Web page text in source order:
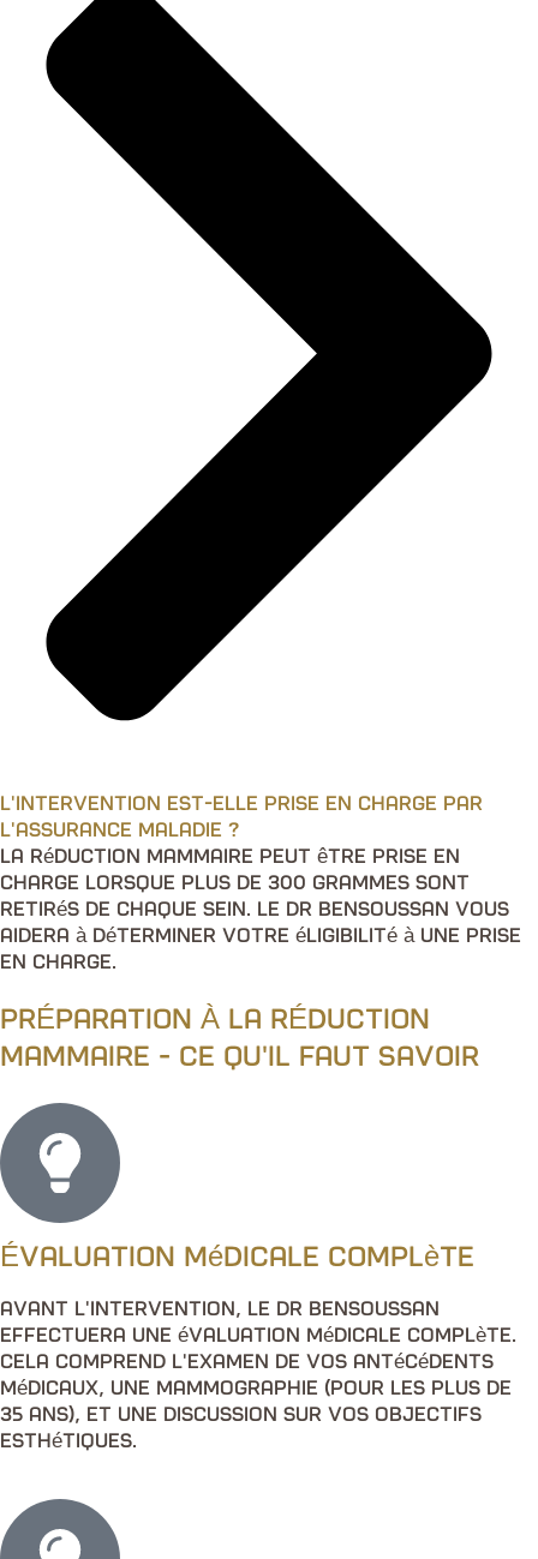
L'intervention est-elle prise en charge par
l'assurance maladie ?
La réduction mammaire peut être prise en
charge lorsque plus de 300 grammes sont
retirés de chaque sein. Le Dr Bensoussan vous
aidera à déterminer votre éligibilité à une prise
en charge.
PRÉPARATION À LA RÉDUCTION
MAMMAIRE - CE QU'IL FAUT SAVOIR
Évaluation médicale complète
Avant l'intervention, le Dr Bensoussan
effectuera une évaluation médicale complète.
Cela comprend l'examen de vos antécédents
médicaux, une mammographie (pour les plus de
35 ans), et une discussion sur vos objectifs
esthétiques.